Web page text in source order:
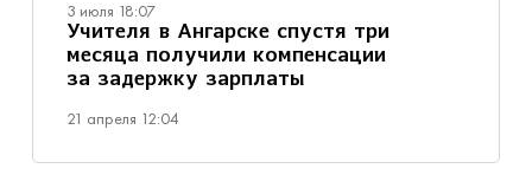
3 июля 18:07
Учителя в Ангарске спустя три
месяца получили компенсации
за задержку зарплаты
21 апреля 12:04